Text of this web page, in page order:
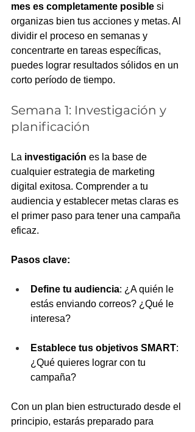
mes es completamente posible si
organizas bien tus acciones y metas. Al
dividir el proceso en semanas y
concentrarte en tareas específicas,
puedes lograr resultados sólidos en un
corto período de tiempo.
Semana 1: Investigación y
planificación
La investigación es la base de
cualquier estrategia de marketing
digital exitosa. Comprender a tu
audiencia y establecer metas claras es
el primer paso para tener una campaña
eficaz.
Pasos clave:
Define tu audiencia: ¿A quién le
estás enviando correos? ¿Qué le
interesa?
Establece tus objetivos SMART:
¿Qué quieres lograr con tu
campaña?
Con un plan bien estructurado desde el
principio, estarás preparado para